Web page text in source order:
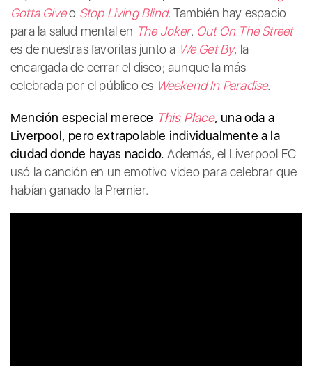
Gotta Giveo Stop Living Blind. También hay espacio
para la salud mental en The Joker. Out On The Street
es de nuestras favoritas junto a We Get By, la
encargada de cerrar el disco; aunque la más
celebrada por el público es Weekend In Paradise.
Mención especial merece This Place, una oda a
Liverpool, pero extrapolable individualmente a la
ciudad donde hayas nacido. Además, el Liverpool FC
usó la canción en un emotivo video para celebrar que
habían ganado la Premier.